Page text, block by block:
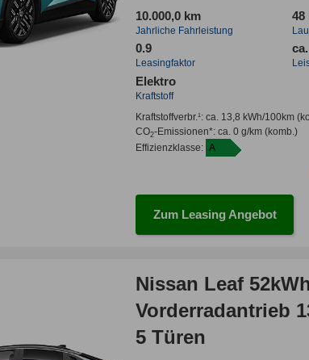
10.000,0 km
Jahrliche Fahrleistung
48
0.9
Leasingfaktor
Elektro
Kraftstoff
Kraftstoffverbr.¹: ca. 13,8 kWh/100km
CO2-Emissionen*: ca. 0 g/km(komb.)
Effizienzklasse: A
Zum Leasing Angebot
Nissan Leaf 52kWh
Vorderradantrieb
5 Türen